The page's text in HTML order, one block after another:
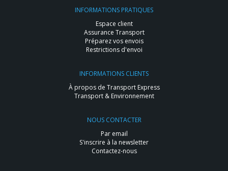
INFORMATIONS PRATIQUES
Espace client
Assurance Transport
Préparez vos envois
Restrictions d'envoi
INFORMATIONS CLIENTS
À propos de Transport Express
Transport & Environnement
NOUS CONTACTER
Par email
S'inscrire à la newsletter
Contactez-nous